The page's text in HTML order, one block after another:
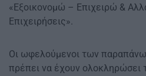
«Εξοικονομώ – Επιχειρώ &
Επιχειρήσεις».
Οι ωφελούμενοι των
πρέπει να έχουν ολοκληρώσει